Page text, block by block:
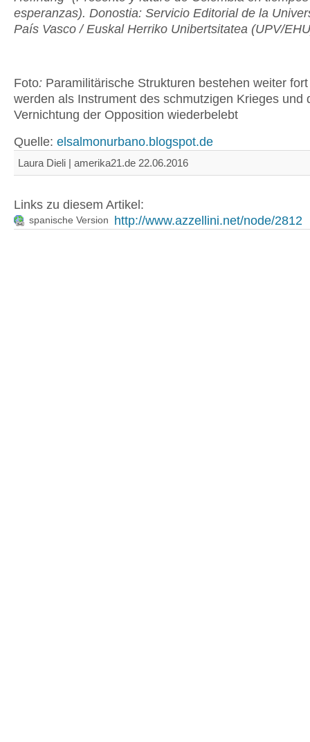
esperanzas). Donostia: Servicio Editorial de la
País Vasco / Euskal Herriko Unibertsitatea (UPV/
Foto: Paramilitärische Strukturen bestehen weiter
werden als Instrument des schmutzigen Krieges und
Vernichtung der Opposition wiederbelebt
Quelle: elsalmonurbano.blogspot.de
Laura Dieli | amerika21.de 22.06.2016
Links zu diesem Artikel:
spanische Version http://www.azzellini.net/node/2812